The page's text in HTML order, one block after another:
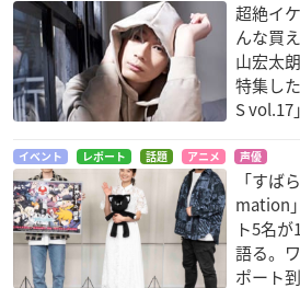
超絶イ
んな買
山宏太
特集し
S vol.17
イベント レポート 話題 アニメ 声優
「すば
mation
ト5名
語る。
ポート